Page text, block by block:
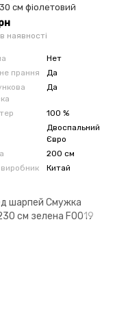
см фіолетовий
наявності
Нет
прання
Да
Да
100 %
Двоспальний
Євро
200 см
виробник
Китай